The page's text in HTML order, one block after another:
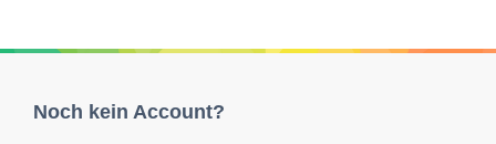
Noch kein Account?